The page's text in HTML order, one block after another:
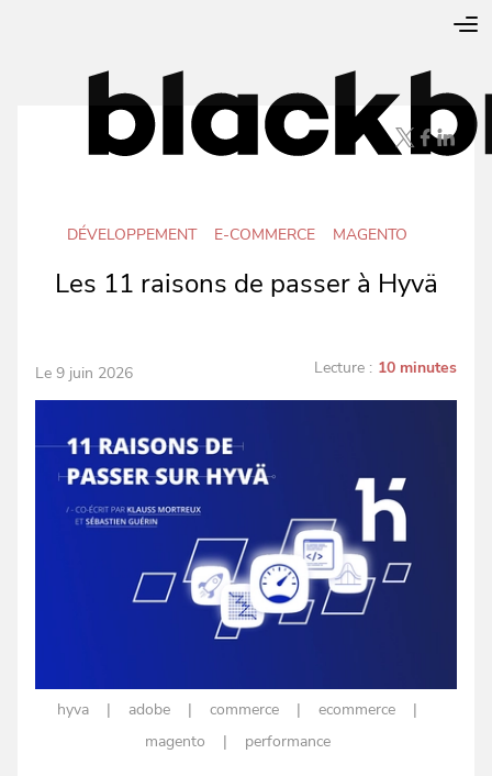
DÉVELOPPEMENT E-COMMERCE MAGENTO
Les 11 raisons de passer à Hyvä
Le 9 juin 2026
hyva adobe commerce
ecommerce
magento
performance
Lecture : 10 minutes